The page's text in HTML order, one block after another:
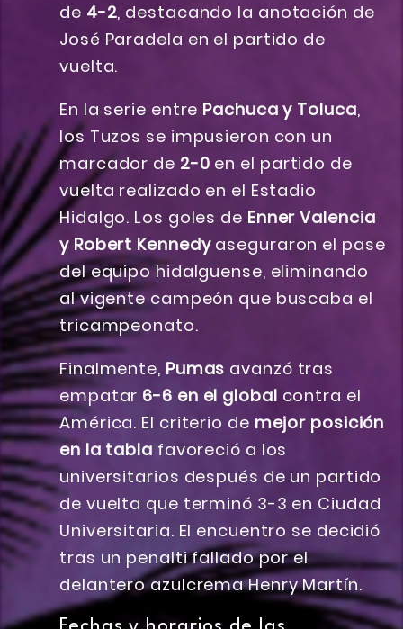
de 4-2, destacando la anotación de
José Paradela en el partido de
vuelta.
En la serie entre Pachuca y Toluca,
los Tuzos se impusieron con un
marcador de 2-0 en el partido de
vuelta realizado en el Estadio
Hidalgo. Los goles de Enner Valencia
y Robert Kennedyaseguraron el pase
del equipo hidalguense, eliminando
al vigente campeón que buscaba el
tricampeonato.
Finalmente, Pumas avanzó tras
empatar 6-6 en el global contra el
América. El criterio de mejor posición
en la tabla favoreció a los
universitarios después de un partido
de vuelta que terminó 3-3 en Ciudad
Universitaria. El encuentro se decidió
tras un penalti fallado por el
delantero azulcrema Henry Martín.